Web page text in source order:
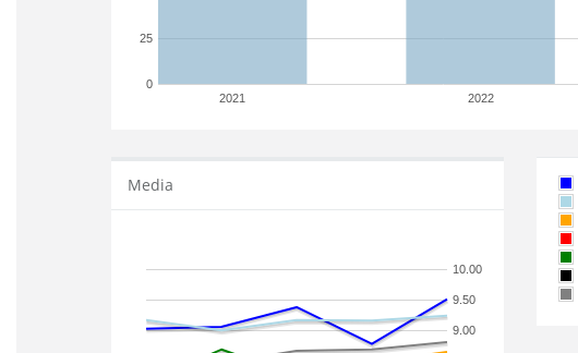
2021 2022
0
25
Media
9.00
9.50
10.00